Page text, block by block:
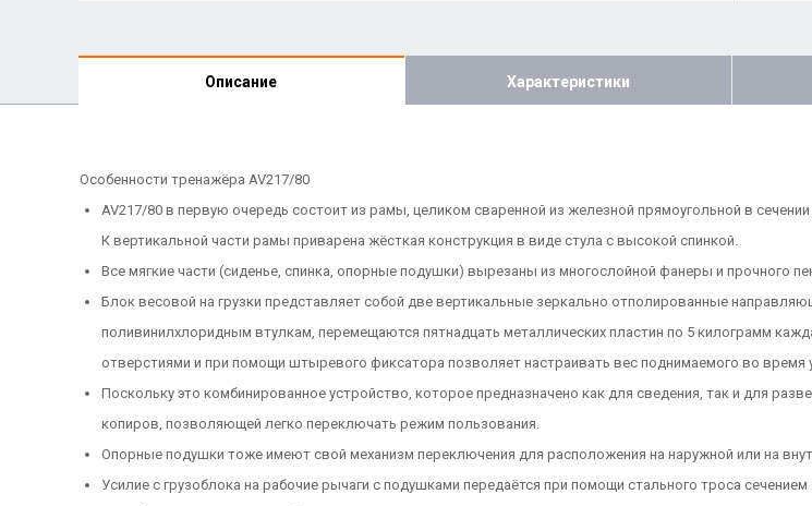
Описание Характеристики
Особенности тренажёра AV217/80
AV217/80 в первую очередь состоит из рамы, целиком сваренной из железной прямоугольной в
К вертикальной части рамы приварена жёсткая конструкция в виде стула с высокой спинкой.
Все мягкие части (сиденье, спинка, опорные подушки) вырезаны из многослойной фанеры и прочного
Блок весовой на грузки представляет собой две вертикальные зеркально отполированные
поливинилхлоридным втулкам, перемещаются пятнадцать металлических пластин по 5 килограмм
отверстиями и при помощи штыревого фиксатора позволяет настраивать вес поднимаемого во время
Поскольку это комбинированное устройство, которое предназначено как для сведения, так и для
копиров, позволяющей легко переключать режим пользования.
Опорные подушки тоже имеют свой механизм переключения для расположения на наружной или на
Усилие с грузоблока на рабочие рычаги с подушками передаётся при помощи стального троса